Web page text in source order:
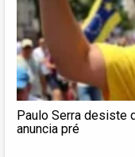
Paulo Serra desiste
anuncia pré